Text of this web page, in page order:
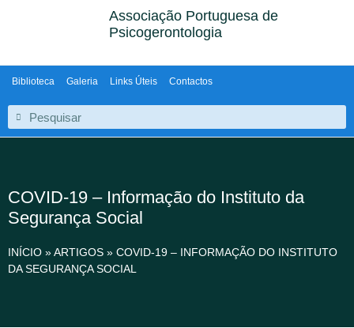
Associação Portuguesa de
Psicogerontologia
Biblioteca Galeria Links Úteis Contactos
COVID-19 – Informação do Instituto da
Segurança Social
INÍCIO »ARTIGOS » COVID-19 – INFORMAÇÃO DO INSTITUTO
DA SEGURANÇA SOCIAL